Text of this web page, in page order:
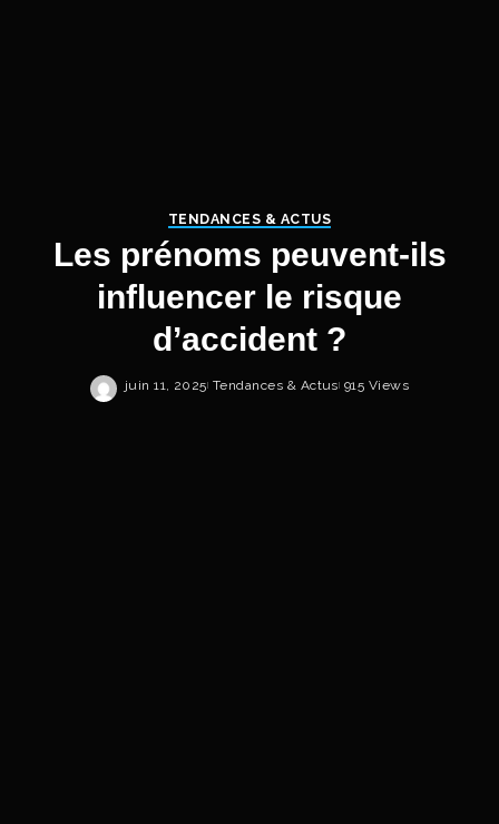
TENDANCES & ACTUS
Les prénoms peuvent-ils
influencer le risque
d’accident ?
juin 11, 2025 Tendances & Actus 915 Views